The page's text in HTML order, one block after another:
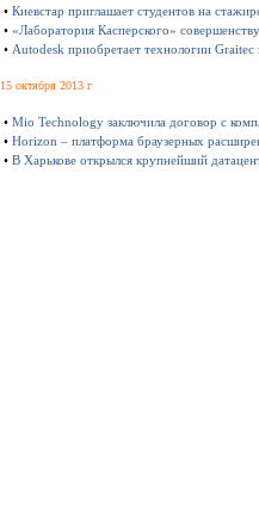
• Киевстар приглашает студентов на
• «Лаборатория Касперского»
• Autodesk приобретает технологии
15 октября 2013 г
• Mio Technology заключила договор с
• Horizon – платформа браузерных
• В Харькове открылся крупнейший